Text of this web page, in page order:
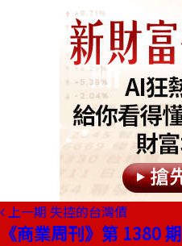
上一期 失控的台灣債
《商業周刊》第 1380 期